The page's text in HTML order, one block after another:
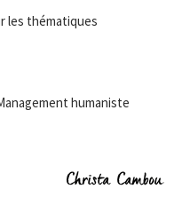
les thématiques
humaniste